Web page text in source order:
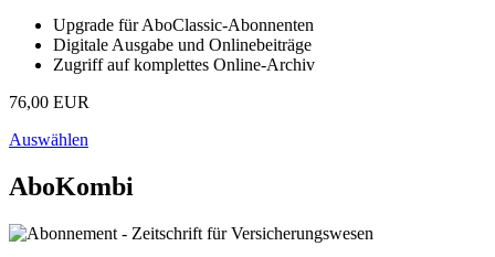
Upgrade für AboClassic-Abonnenten
Digitale Ausgabe und Onlinebeiträge
Zugriff auf komplettes Online-Archiv
76,00 EUR
Auswählen
AboKombi